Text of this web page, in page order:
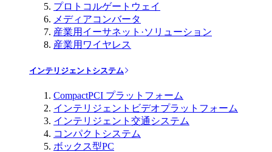
プロトコルゲートウェイ
メディアコンバータ
産業用イーサネット·ソリューション
産業用ワイヤレス
インテリジェントシステム
CompactPCI プラットフォーム
インテリジェントビデオプラットフォーム
インテリジェント交通システム
コンパクトシステム
ボックス型PC